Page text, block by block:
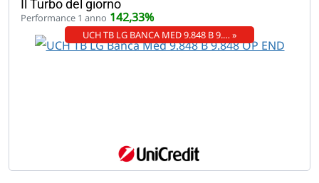
Il Turbo del giorno
Performance 1 anno 142,33%
UCH TB LG BANCA MED 9.848 B 9.… »